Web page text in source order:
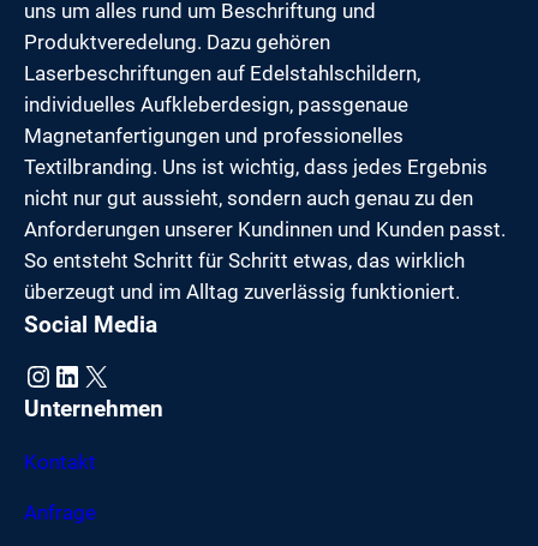
uns um alles rund um Beschriftung und
Produktveredelung. Dazu gehören
Laserbeschriftungen auf Edelstahlschildern,
individuelles Aufkleberdesign, passgenaue
Magnetanfertigungen und professionelles
Textilbranding. Uns ist wichtig, dass jedes Ergebnis
nicht nur gut aussieht, sondern auch genau zu den
Anforderungen unserer Kundinnen und Kunden passt.
So entsteht Schritt für Schritt etwas, das wirklich
überzeugt und im Alltag zuverlässig funktioniert.
Social Media
Instagram LinkedIn X
Unternehmen
Kontakt
Anfrage